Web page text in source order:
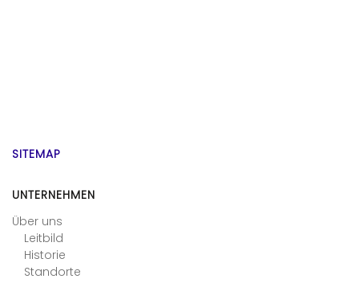
SITEMAP
UNTERNEHMEN
Über uns
Leitbild
Historie
Standorte